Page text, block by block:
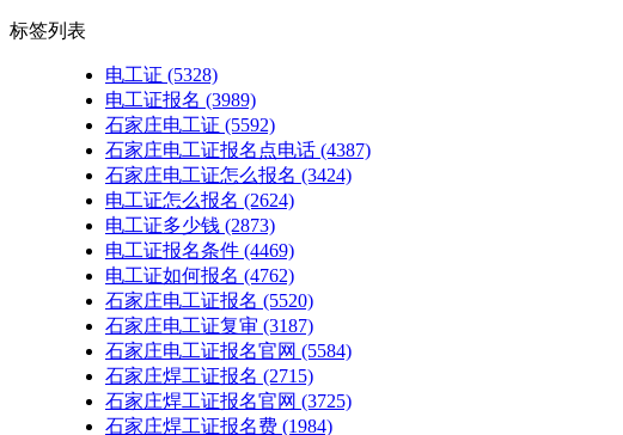
标签列表
电工证 (5328)
电工证报名 (3989)
石家庄电工证 (5592)
石家庄电工证报名点电话 (4387)
石家庄电工证怎么报名 (3424)
电工证怎么报名 (2624)
电工证多少钱 (2873)
电工证报名条件 (4469)
电工证如何报名 (4762)
石家庄电工证报名 (5520)
石家庄电工证复审 (3187)
石家庄电工证报名官网 (5584)
石家庄焊工证报名 (2715)
石家庄焊工证报名官网 (3725)
石家庄焊工证报名费 (1984)